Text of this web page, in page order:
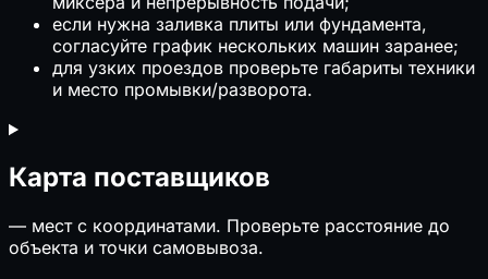
если нужна заливка плиты или фундамента,
согласуйте график нескольких машин заранее;
для узких проездов проверьте габариты техники
и место промывки/разворота.
Карта поставщиков
— мест с координатами. Проверьте расстояние до
объекта и точки самовывоза.